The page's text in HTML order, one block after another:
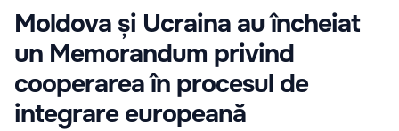
Moldova și Ucraina au încheiat
un Memorandum privind
cooperarea în procesul de
integrare europeană